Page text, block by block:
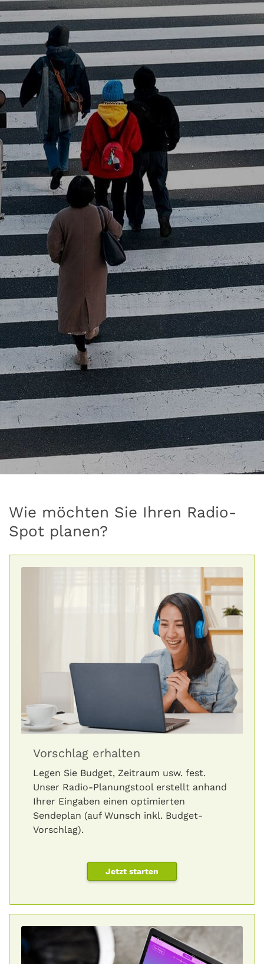
Wie möchten Sie Ihren Radio-
Spot planen?
Vorschlag erhalten
Legen Sie Budget, Zeitraum usw. fest.
Unser Radio-Planungstool erstellt anhand
Ihrer Eingaben einen optimierten
Sendeplan (auf Wunsch inkl. Budget-
Vorschlag).
Jetzt starten